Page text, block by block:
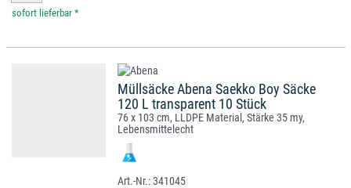
*
Müllsäcke Abena Saekko Boy Säcke
120 L transparent 10 Stück
76 x 103 cm, LLDPE Material, Stärke 35 my,
Lebensmittelecht
341045